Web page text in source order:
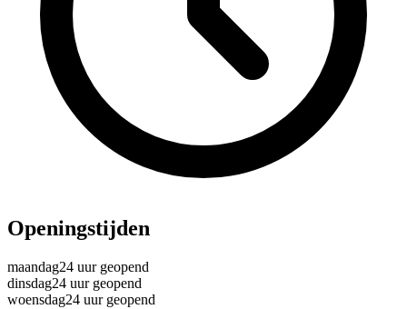
Openingstijden
maandag24 uur geopend
dinsdag24 uur geopend
woensdag24 uur geopend